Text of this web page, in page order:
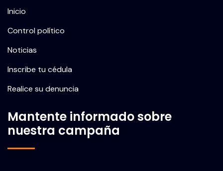
Inicio
Control político
Noticias
Inscribe tu cédula
Realice su denuncia
Mantente informado sobre
nuestra campaña